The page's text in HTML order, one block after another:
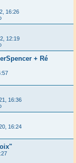
16:26
12:19
+ Ré
16:36
16:24